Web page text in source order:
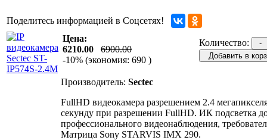
Поделитесь информацией в Соцсетях!
Цена:
6210.00
6900.00
-10% (экономия: 690 )
Количество:
-
Добавить в
Производитель: Sectec
FullHD видеокамера разрешением 2.4
секунду при разрешении FullHD. ИК подсветка
профессионального видеонаблюдения,
Матрица Sony STARVIS IMX 290.